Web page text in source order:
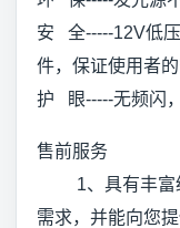
安 全-----12V低
件，保证使用者
护 眼-----无频闪
售前服务
1、具有丰富经
需求，并能向您